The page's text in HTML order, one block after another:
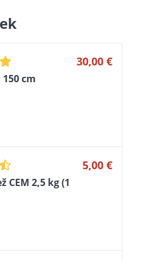
cm
30,00 €
CEM 2,5 kg (1
5,00 €